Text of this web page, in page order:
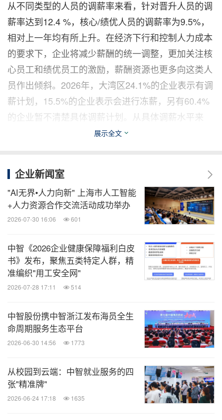
从不同类型的人员的调薪率来看，针对晋升人员的调
薪率达到12.4 %，核心/绩优人员的调薪率为9.5%，
相对上一年均有所上升。在经济下行和控制人力成本
的要求下，企业将减少薪酬的统一调整，更加关注核
心员工和绩优员工的激励，薪酬资源也更多向这类人
员作出倾斜。2026年，大湾区24.1%的企业表示有调
薪计划，15.5%的企业表示会进行冻薪，另有60.4%
的企业暂不清楚具体调薪计划。从具体调薪水平来
看，预计2026年大湾区整体调薪率4.0%，与全国整
中智咨询认为，随着经济结构性转型及人才竞争进入
激烈阶段，大湾区的内地城市企业已由过去的统一薪
酬调整模式转向精准奖励模式，将资源优先投放于高
绩效员工、核心骨干及晋升人员的激励和保留。这也
反映出企业正透过精细化薪酬管理，在控制成本的同
时提升人才竞争力，以推动组织在高质量发展阶段维
持核心优势。未来，企业能否更有效地运用现有资
源，差异化、绩效主导的薪酬机制将成为企业应对经
关于中智管理咨询有限公司
中智咨询隶属于中智集团——国务院国资委直接管理
的中央企业，成立于2003年。作为一家央企背景的综
合性管理咨询公司，长期服务改革发展大局，依
展示全文
企业新闻室
"AI无界•人力向新" 上海市人工智能
+人力资源合作交流活动成功举办
2026-07-30 16:06 601
中智《2026企业健康保障福利白皮
书》发布，聚焦五类特定人群，精
准编织"用工安全网"
2026-07-28 17:11 514
中智股份携中智浙江发布海员全生
命周期服务生态平台
2026-06-30 14:56 1773
从校园到云端：中智就业服务的四
张"精准牌"
2026-06-24 17:18 1635